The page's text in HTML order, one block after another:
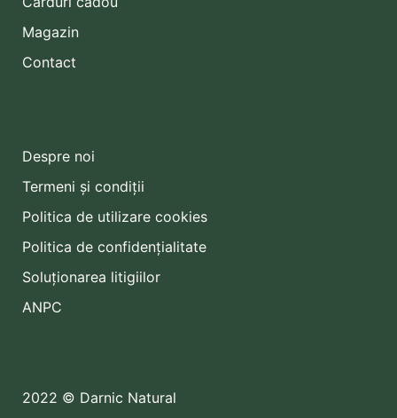
Magazin
Contact
Despre noi
Termeni și condiții
Politica de utilizare cookies
Politica de confidențialitate
Soluționarea litigiilor
ANPC
2022 © Darnic Natural